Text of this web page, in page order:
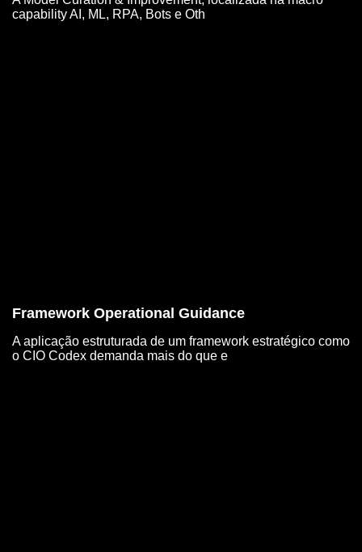
capability AI, ML, RPA, Bots e Oth
Framework Operational Guidance
A aplicação estruturada de um framework estratégico como
o CIO Codex demanda mais do que e